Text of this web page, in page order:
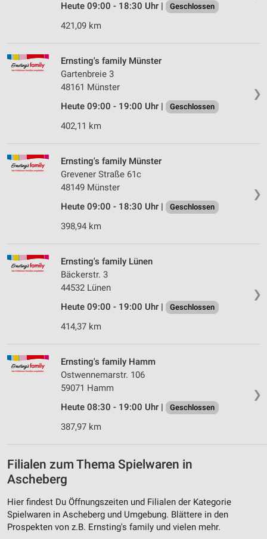
Heute 09:00 - 18:30 Uhr |
Geschlossen
421,09 km
❯
Ernsting's family Münster
Gartenbreie 3
48161 Münster
Heute 09:00 - 19:00 Uhr |
Geschlossen
402,11 km
❯
Ernsting's family Münster
Grevener Straße 61c
48149 Münster
Heute 09:00 - 18:30 Uhr |
Geschlossen
398,94 km
❯
Ernsting's family Lünen
Bäckerstr. 3
44532 Lünen
Heute 09:00 - 19:00 Uhr |
Geschlossen
414,37 km
❯
Ernsting's family Hamm
Ostwennemarstr. 106
59071 Hamm
Heute 08:30 - 19:00 Uhr |
Geschlossen
387,97 km
Filialen zum Thema Spielwaren in
Ascheberg
Hier findest Du Öffnungszeiten und Filialen der Kategorie
Spielwaren in Ascheberg und Umgebung. Blättere in den
Prospekten von z.B. Ernsting's family und vielen mehr.